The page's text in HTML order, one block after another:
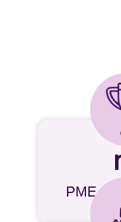
PME de